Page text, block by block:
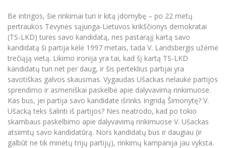
Profesinė sąjunga
Kontaktų paieška
Be intrigos, šie rinkimai turi ir kitą įdomybę – po 22 metų
pertraukos Tėvynės sąjunga-Lietuvos krikščionys demokratai
(TS-LKD) turės savo kandidatą, nes pastarąjį kartą savo
kandidatą ši partija kėlė 1997 metais, tada V. Landsbergis užėmė
trečiąją vietą. Likimo ironija yra tai, kad šį kartą TS-LKD
kandidatų turi net per daug, ir šis perteklius partijai yra
savotiškas galvos skausmas. Vygaudas Ušackas nelaukė partijos
sprendimo ir asmeniškai paskelbė apie dalyvavimą rinkimuose.
Kas bus, jei partija savo kandidate išrinks Ingridą Šimonytę? V.
Ušacką teks šalinti iš partijos? Nes neatrodo, kad po tokio
skambaus paskelbimo apie dalyvavimą rinkimuose V. Ušackas
atsiimtų savo kandidatūrą. Nors kandidatų bus ir daugiau (ir
galbūt ne tik minėtų trijų partijų), rinkimų kampanija jau vyksta.